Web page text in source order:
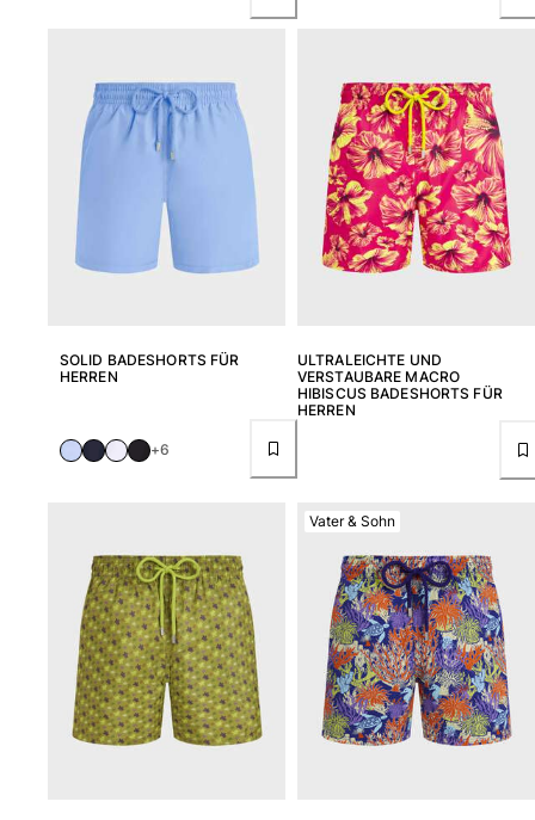
SOLID BADESHORTS FÜR
HERREN
+6
ULTRALEICHTE UND
VERSTAUBARE MACRO
HIBISCUS BADESHORTS FÜR
HERREN
Vater & Sohn